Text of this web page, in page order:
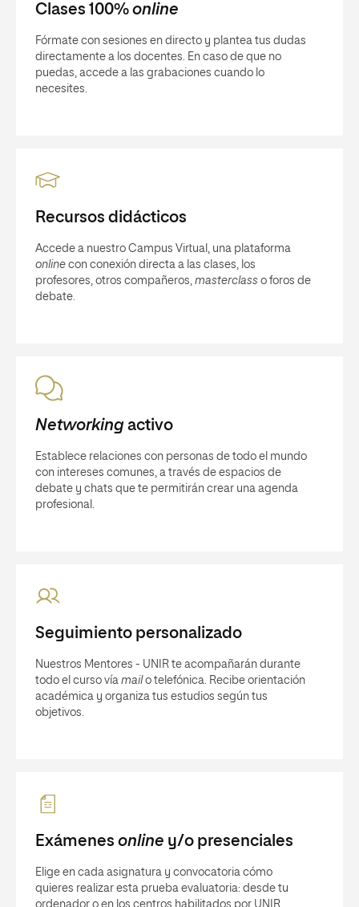
Clases 100% online
Fórmate con sesiones en directo y plantea tus dudas
directamente a los docentes. En caso de que no
puedas, accede a las grabaciones cuando lo
necesites.
Recursos didácticos
Accede a nuestro Campus Virtual, una plataforma
online con conexión directa a las clases, los
profesores, otros compañeros, masterclass o foros de
debate.
Networkingactivo
Establece relaciones con personas de todo el mundo
con intereses comunes, a través de espacios de
debate y chats que te permitirán crear una agenda
profesional.
Seguimiento personalizado
Nuestros Mentores - UNIR te acompañarán durante
todo el curso vía mail o telefónica. Recibe orientación
académica y organiza tus estudios según tus
objetivos.
Exámenes online y/o presenciales
Elige en cada asignatura y convocatoria cómo
quieres realizar esta prueba evaluatoria: desde tu
ordenador o en los centros habilitados por UNIR.